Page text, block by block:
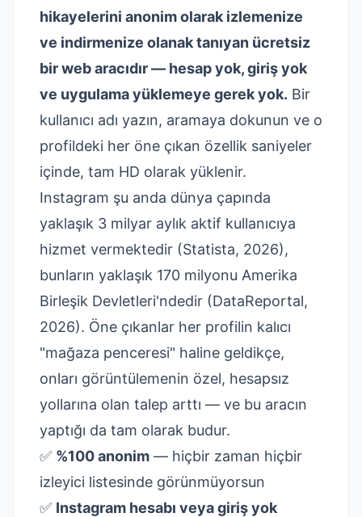
hikayelerini anonim olarak izlemenize
ve indirmenize olanak tanıyan ücretsiz
bir web aracıdır — hesap yok, giriş yok
ve uygulama yüklemeye gerek yok. Bir
kullanıcı adı yazın, aramaya dokunun ve o
profildeki her öne çıkan özellik saniyeler
içinde, tam HD olarak yüklenir.
Instagram şu anda dünya çapında
yaklaşık 3 milyar aylık aktif kullanıcıya
hizmet vermektedir (Statista, 2026),
bunların yaklaşık 170 milyonu Amerika
Birleşik Devletleri'ndedir (DataReportal,
2026). Öne çıkanlar her profilin kalıcı
"mağaza penceresi" haline geldikçe,
onları görüntülemenin özel, hesapsız
yollarına olan talep arttı — ve bu aracın
yaptığı da tam olarak budur.
✅ %100 anonim — hiçbir zaman hiçbir
izleyici listesinde görünmüyorsun
✅ Instagram hesabı veya giriş yok